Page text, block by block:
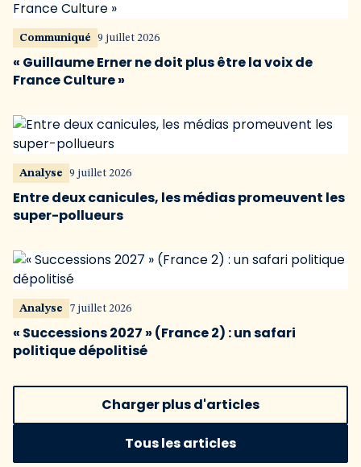
Communiqué 9 juillet 2026
« Guillaume Erner ne doit plus être la voix de
France Culture »
Analyse 9 juillet 2026
Entre deux canicules, les médias promeuvent les
super-pollueurs
Analyse 7 juillet 2026
« Successions 2027 » (France 2) : un safari
politique dépolitisé
Charger plus d'articles
Tous les articles